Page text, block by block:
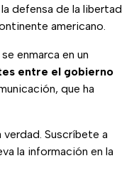
defensa de la libertad
americano.
enmarca en un
entre el gobierno
que ha
verdad. Suscríbete a
la información en la